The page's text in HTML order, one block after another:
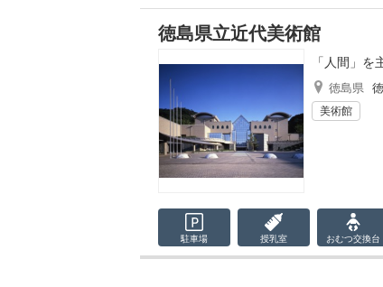
徳島県立近代美術館
「人間」
徳島県
美術館
駐車場 授乳室 おむつ交換台